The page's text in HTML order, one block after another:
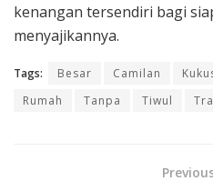
kenangan tersendiri bagi
menyajikannya.
Tags: Besar Camilan
Rumah
Tanpa Tiwul